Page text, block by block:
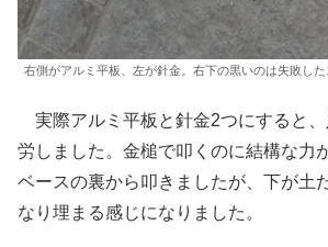
右側がアルミ平板、左が針金。右下の黒いのは失敗し
実際アルミ平板と針金2つにすると
労しました。金槌で叩くのに結構な力
ベースの裏から叩きましたが、下が土
なり埋まる感じになりました。